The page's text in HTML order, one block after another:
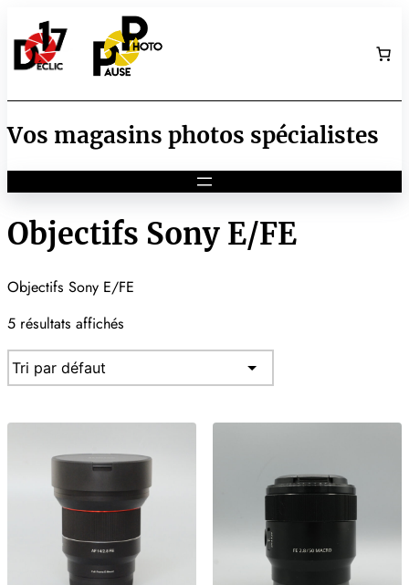
au
contenu
Vos magasins photos spécialistes
Objectifs Sony E/FE
Objectifs Sony E/FE
5 résultats affichés